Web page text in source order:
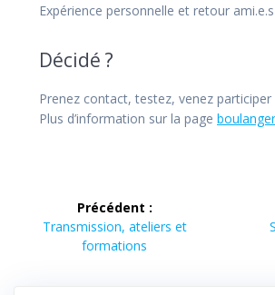
Expérience personnelle et retour
Décidé ?
Prenez contact, testez, venez participer
Plus d’information sur la page
Navigation
de
Précédent :
Article
précédent :
Transmission, ateliers et
formations